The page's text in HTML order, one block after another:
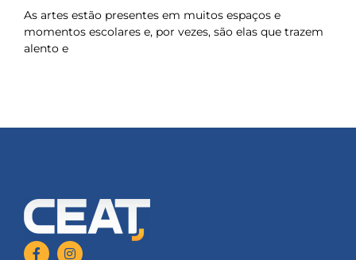
As artes estão presentes em muitos espaços e
momentos escolares e, por vezes, são elas que trazem
alento e